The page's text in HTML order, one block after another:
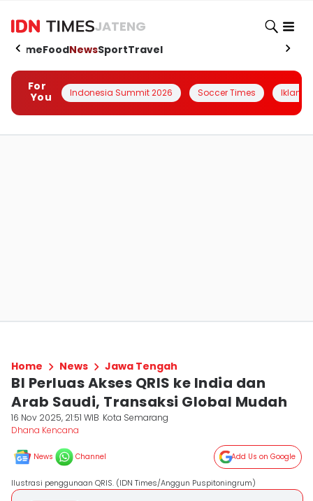
JATENG
HomeFoodNewsSportTravel
For
You
Indonesia Summit 2026 Soccer Times Iklanin
Home News Jawa Tengah
BI Perluas Akses QRIS ke India dan
Arab Saudi, Transaksi Global Mudah
16 Nov 2025, 21:51 WIB Kota Semarang
Dhana Kencana
News Channel Add Us on Google
Ilustrasi penggunaan QRIS. (IDN Times/Anggun Puspitoningrum)